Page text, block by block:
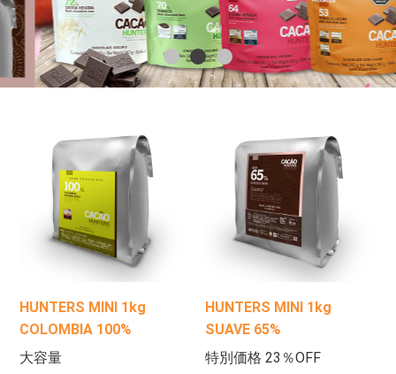
HUNTERS MINI 1kg
COLOMBIA 100%
大容量
HUNTERS MINI 1kg
SUAVE 65%
特別価格 23％OFF